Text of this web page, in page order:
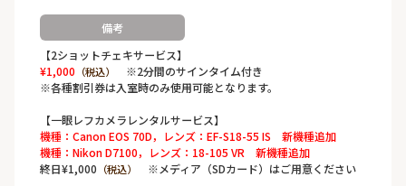
備考
【2ショットチェキサービス】
¥1,000 （税込）
※2分間のサインタイム付き
※各種割引券は入室時のみ使用可能となります。
【一眼レフカメラレンタルサービス】
機種：Canon EOS 70D，レンズ：EF-S18-55 IS 新機種追加
機種：Nikon D7100，レンズ：18-105 VR 新機種追加
終日¥1,000 （税込） ※メディア（SDカード）はご用意ください